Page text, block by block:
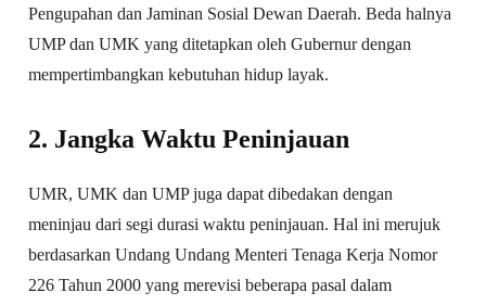
Pengupahan dan Jaminan Sosial Dewan Daerah. Beda halnya
UMP dan UMK yang ditetapkan oleh Gubernur dengan
mempertimbangkan kebutuhan hidup layak.
2. Jangka Waktu Peninjauan
UMR, UMK dan UMP juga dapat dibedakan dengan
meninjau dari segi durasi waktu peninjauan. Hal ini merujuk
berdasarkan Undang Undang Menteri Tenaga Kerja Nomor
226 Tahun 2000 yang merevisi beberapa pasal dalam